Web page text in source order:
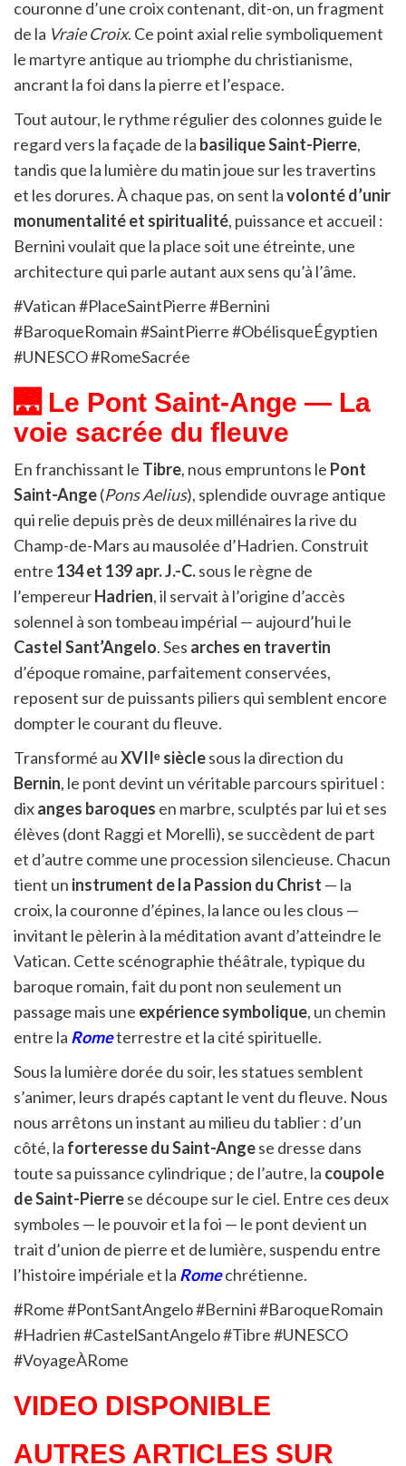
couronne d’une croix contenant, dit-on, un fragment
de la Vraie Croix. Ce point axial relie symboliquement
le martyre antique au triomphe du christianisme,
ancrant la foi dans la pierre et l’espace.
Tout autour, le rythme régulier des colonnes guide le
regard vers la façade de la basilique Saint-Pierre,
tandis que la lumière du matin joue sur les travertins
et les dorures. À chaque pas, on sent lavolonté d’unir
monumentalité et spiritualité, puissance et accueil :
Bernini voulait que la place soit une étreinte, une
architecture qui parle autant aux sens qu’à l’âme.
#Vatican #PlaceSaintPierre #Bernini
#BaroqueRomain #SaintPierre #ObélisqueÉgyptien
#UNESCO #RomeSacrée
🌉 Le Pont Saint-Ange — La
voie sacrée du fleuve
En franchissant le Tibre, nous empruntons le Pont
Saint-Ange(Pons Aelius), splendide ouvrage antique
qui relie depuis près de deux millénaires la rive du
Champ-de-Mars au mausolée d’Hadrien. Construit
entre 134 et 139 apr. J.-C.sous le règne de
l’empereurHadrien, il servait à l’origine d’accès
solennel à son tombeau impérial — aujourd’hui le
Castel Sant’Angelo. Ses arches en travertin
d’époque romaine, parfaitement conservées,
reposent sur de puissants piliers qui semblent encore
dompter le courant du fleuve.
Transformé auXVIIᵉ sièclesous la direction du
Bernin, le pont devint un véritable parcours spirituel :
dixanges baroques en marbre, sculptés par lui et ses
élèves (dont Raggi et Morelli), se succèdent de part
et d’autre comme une procession silencieuse. Chacun
tient un instrument de la Passion du Christ — la
croix, la couronne d’épines, la lance ou les clous —
invitant le pèlerin à la méditation avant d’atteindre le
Vatican. Cette scénographie théâtrale, typique du
baroque romain, fait du pont non seulement un
passage mais une expérience symbolique, un chemin
entre la Rometerrestre et la cité spirituelle.
Sous la lumière dorée du soir, les statues semblent
s’animer, leurs drapés captant le vent du fleuve. Nous
nous arrêtons un instant au milieu du tablier : d’un
côté, la forteresse du Saint-Angese dresse dans
toute sa puissance cylindrique ; de l’autre, la coupole
de Saint-Pierrese découpe sur le ciel. Entre ces deux
symboles — le pouvoir et la foi — le pont devient un
trait d’union de pierre et de lumière, suspendu entre
l’histoire impériale et la Romechrétienne.
#Rome #PontSantAngelo #Bernini #BaroqueRomain
#Hadrien #CastelSantAngelo #Tibre #UNESCO
#VoyageÀRome
VIDEO DISPONIBLE
AUTRES ARTICLES SUR